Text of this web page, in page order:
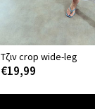
Τζιν crop wide-leg
€19,99